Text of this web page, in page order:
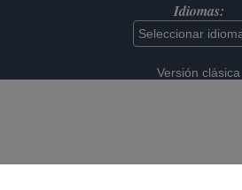
Idiomas:
Versión clásica